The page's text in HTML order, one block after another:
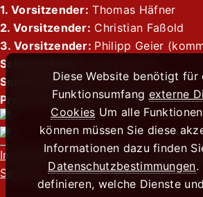
1. Vorsitzender: Thomas Häfner
2. Vorsitzender: Christian Faßold
3. Vorsitzender: Philipp Geier
Schatzmeister:
Schriftführerin:Dr. Verena Faßold
Pressewartin:Sophie Pape
Impressum Datenschutz
Kontakt
Satzung
Chronik Formulare
Diese Website benötigt für
Funktionsumfang externe
Cookies Um alle
können müssen Sie diese
Informationen dazu finden
Datenschutzbestimmungen.
definieren, welche Dienste